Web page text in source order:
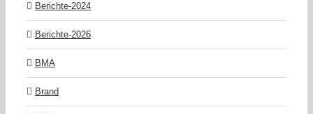
Berichte-2024
Berichte-2026
BMA
Brand